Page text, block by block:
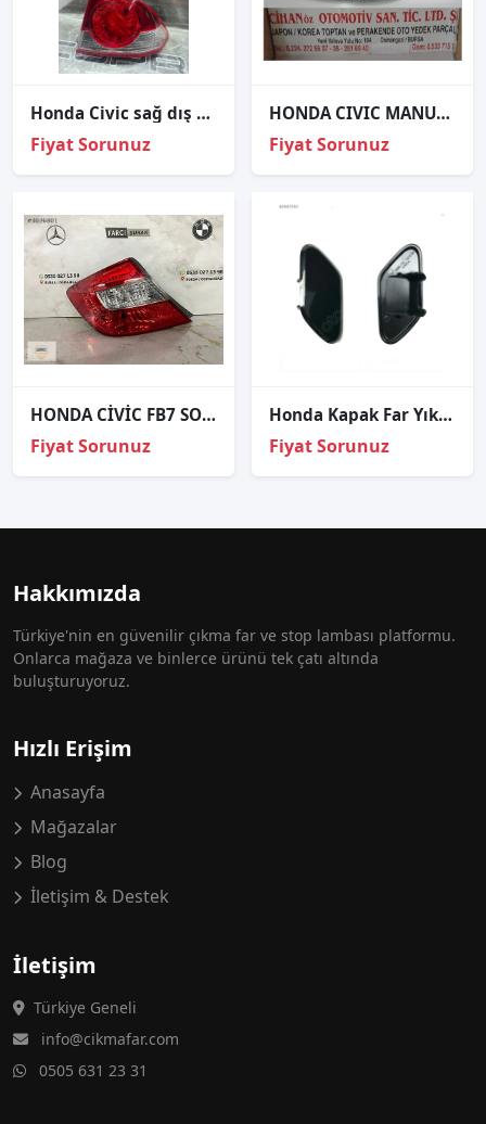
Honda Civic sağ dış stop çıkma
Fiyat Sorunuz
HONDA CIVIC MANUEL FAR SOL SAĞ -1999 2001-
Fiyat Sorunuz
HONDA CİVİC FB7 SOL STOP ORJİNAL
Fiyat Sorunuz
Honda Kapak Far Yıkama Crv 12-17 Sol
Fiyat Sorunuz
Hakkımızda
Türkiye'nin en güvenilir çıkma far ve stop lambası platformu.
Onlarca mağaza ve binlerce ürünü tek çatı altında
buluşturuyoruz.
Hızlı Erişim
Anasayfa
Mağazalar
Blog
İletişim & Destek
İletişim
Türkiye Geneli
info@cikmafar.com
0505 631 23 31